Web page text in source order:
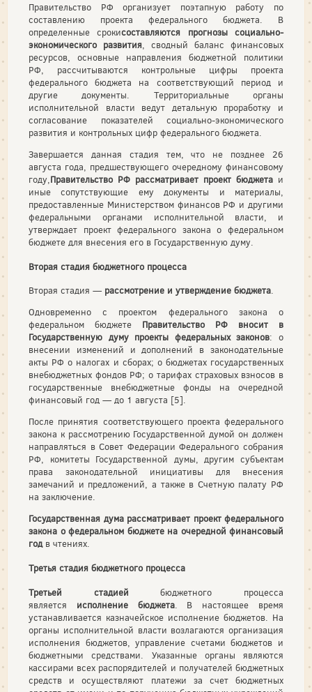
Правительство РФ организует поэтапную работу по
составлению проекта федерального бюджета. В
определенные срокисоставляются прогнозы социально-
экономического развития, сводный баланс финансовых
ресурсов, основные направления бюджетной политики
РФ, рассчитываются контрольные цифры проекта
федерального бюджета на соответствующий период и
другие документы. Территориальные органы
исполнительной власти ведут детальную проработку и
согласование показателей социально-экономического
развития и контрольных цифр федерального бюджета.
Завершается данная стадия тем, что не позднее 26
августа года, предшествующего очередному финансовому
году,Правительство РФ рассматривает проект бюджета и
иные сопутствующие ему документы и материалы,
предоставленные Министерством финансов РФ и другими
федеральными органами исполнительной власти, и
утверждает проект федерального закона о федеральном
бюджете для внесения его в Государственную думу.
Вторая стадия бюджетного процесса
Вторая стадия — рассмотрение и утверждение бюджета.
Одновременно с проектом федерального закона о
федеральном бюджете Правительство РФ вносит в
Государственную думу проекты федеральных законов: о
внесении изменений и дополнений в законодательные
акты РФ о налогах и сборах; о бюджетах государственных
внебюджетных фондов РФ; о тарифах страховых взносов в
государственные внебюджетные фонды на очередной
финансовый год — до 1 августа [5].
После принятия соответствующего проекта федерального
закона к рассмотрению Государственной думой он должен
направляться в Совет Федерации Федерального собрания
РФ, комитеты Государственной думы, другим субъектам
права законодательной инициативы для внесения
замечаний и предложений, а также в Счетную палату РФ
на заключение.
Государственная дума рассматривает проект федерального
закона о федеральном бюджете на очередной финансовый
годв чтениях.
Третья стадия бюджетного процесса
Третьей стадией бюджетного процесса
является исполнение бюджета. В настоящее время
устанавливается казначейское исполнение бюджетов. На
органы исполнительной власти возлагаются организация
исполнения бюджетов, управление счетами бюджетов и
бюджетными средствами. Указанные органы являются
кассирами всех распорядителей и получателей бюджетных
средств и осуществляют платежи за счет бюджетных